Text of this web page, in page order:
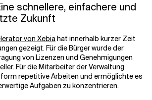
schnellere, einfachere und
Zukunft
von Xebiahat innerhalb kurzer Zeit
gezeigt. Für die Bürger wurde der
von Lizenzen und Genehmigungen
Für die Mitarbeiter der Verwaltung
repetitive Arbeiten und ermöglichte es
Aufgaben zu konzentrieren.